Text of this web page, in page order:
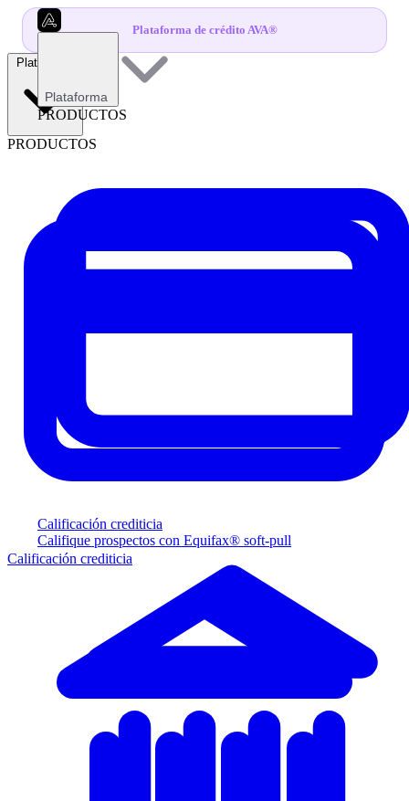
Plataforma de crédito AVA®
Plataforma
PRODUCTOS
Calificación crediticia
Califique prospectos con Equifax® soft-pull
Plataforma
PRODUCTOS
Calificación crediticia